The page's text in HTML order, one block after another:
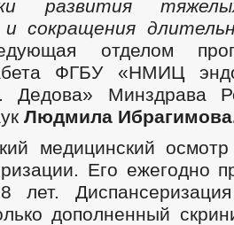
развития
и сокращения
отделом
ФГБУ «НМИЦ
Дедова» Минздрава
Людмила
медицинский
Его ежегодно
лет.
дополненный